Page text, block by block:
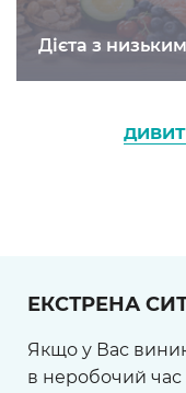
Дієта з
ЕКСТРЕНА
Якщо у Вас
в неробочий час